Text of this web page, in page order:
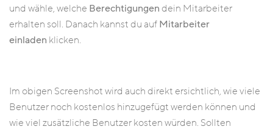
und wähle, welche Berechtigungen dein Mitarbeiter
erhalten soll. Danach kannst du aufMitarbeiter
einladen klicken.
Im obigen Screenshot wird auch direkt ersichtlich, wie viele
Benutzer noch kostenlos hinzugefügt werden können und
wie viel zusätzliche Benutzer kosten würden. Sollten